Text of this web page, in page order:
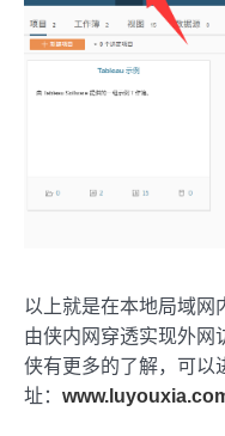
以上就是在本地局域网
由侠内网穿透实现外网
侠有更多的了解，可以
址：